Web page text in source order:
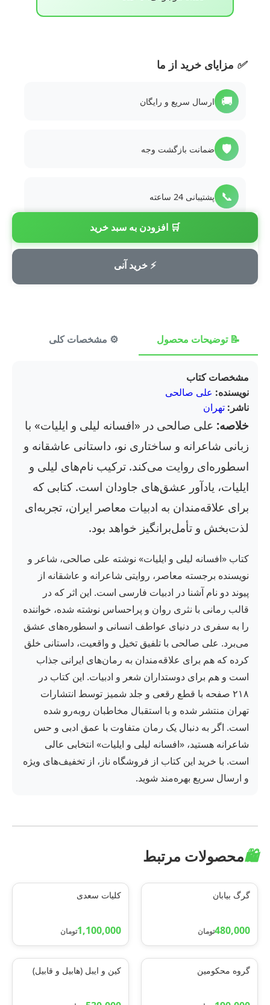
🛒 افزودن به سبد خرید
⚡ خرید آنی
✅ مزایای خرید از ما
🚚 ارسال سریع و رایگان
🛡️ ضمانت بازگشت وجه
📞 پشتیبانی 24 ساعته
💳 پرداخت امن
📝 توضیحات محصول ⚙️ مشخصات کلی
مشخصات کتاب
نویسنده: علی صالحی
ناشر: تهران
خلاصه: علی صالحی در «افسانه لیلی و ایلیات» با
زبانی شاعرانه و ساختاری نو، داستانی عاشقانه و
اسطوره‌ای روایت می‌کند. ترکیب نام‌های لیلی و
ایلیات، یادآور عشق‌های جاودان است. کتابی که
برای علاقه‌مندان به ادبیات معاصر ایران، تجربه‌ای
لذت‌بخش و تأمل‌برانگیز خواهد بود.
کتاب «افسانه لیلی و ایلیات» نوشته علی صالحی، شاعر و
نویسنده برجسته معاصر، روایتی شاعرانه و عاشقانه از
پیوند دو نام آشنا در ادبیات فارسی است. این اثر که در
قالب رمانی با نثری روان و پراحساس نوشته شده، خواننده
را به سفری در دنیای عواطف انسانی و اسطوره‌های عشق
می‌برد. علی صالحی با تلفیق تخیل و واقعیت، داستانی خلق
کرده که هم برای علاقه‌مندان به رمان‌های ایرانی جذاب
است و هم برای دوستداران شعر و ادبیات. این کتاب در
۲۱۸ صفحه با قطع رقعی و جلد شمیز توسط انتشارات
تهران منتشر شده و با استقبال مخاطبان روبه‌رو شده
است. اگر به دنبال یک رمان متفاوت با عمق ادبی و حس
شاعرانه هستید، «افسانه لیلی و ایلیات» انتخابی عالی
است. با خرید این کتاب از فروشگاه ناز، از تخفیف‌های ویژه
و ارسال سریع بهره‌مند شوید.
🛍️محصولات مرتبط
گرگ بیابان
480,000تومان
کلیات سعدی
1,100,000تومان
گروه محکومین کین و ایبل (هابیل و قابیل)